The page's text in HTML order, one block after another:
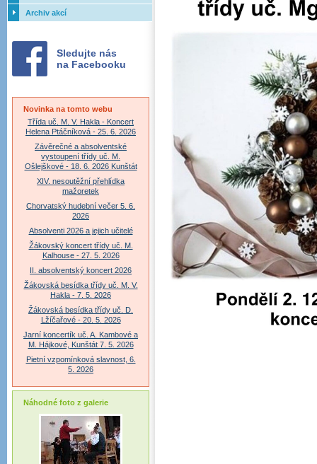
ZUŠ - 2017
orchestrů - Letovice
Archiv akcí
Sledujte nás
na Facebooku
Novinka na tomto webu
Třída uč. M. V. Hakla - Koncert
Helena Ptáčníková - 25. 6. 2026
Závěrečné a absolventské
vystoupení třídy uč. M.
Ošlejškové - 18. 6. 2026 Kunštát
XIV. nesoutěžní přehlídka
mažoretek
Chorvatský hudební večer 5. 6.
2026
Absolventi 2026 a jejich učitelé
Žákovský koncert třídy uč. M.
Kalhouse - 27. 5. 2026
II. absolventský koncert 2026
Žákovská besídka třídy uč. M. V.
Hakla - 7. 5. 2026
Žákovská besídka třídy uč. D.
Lžíčařové - 20. 5. 2026
Jarní koncertík uč. A. Kambové a
M. Hájkové, Kunštát 7. 5. 2026
Pietní vzpomínková slavnost, 6.
5. 2026
Náhodné foto z galerie